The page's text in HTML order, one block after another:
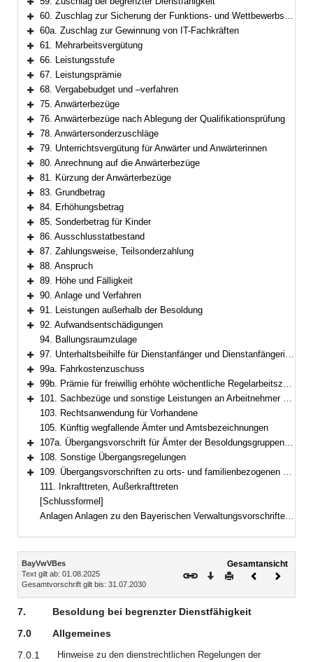
Bereich erweitern
Bereich erweitern
60. Zuschlag zur Sicherung der Funktions- und Wettbewerbsfähigkeit
Bereich erweitern
60a. Zuschlag zur Gewinnung von IT-Fachkräften
Bereich erweitern
61. Mehrarbeitsvergütung
Bereich erweitern
66. Leistungsstufe
Bereich erweitern
67. Leistungsprämie
Bereich erweitern
68. Vergabebudget und –verfahren
Bereich erweitern
75. Anwärterbezüge
Bereich erweitern
76. Anwärterbezüge nach Ablegung der Qualifikationsprüfung
Bereich erweitern
78. Anwärtersonderzuschläge
Bereich erweitern
79. Unterrichtsvergütung für Anwärter und Anwärterinnen
Bereich erweitern
80. Anrechnung auf die Anwärterbezüge
Bereich erweitern
81. Kürzung der Anwärterbezüge
Bereich erweitern
83. Grundbetrag
Bereich erweitern
84. Erhöhungsbetrag
Bereich erweitern
85. Sonderbetrag für Kinder
Bereich erweitern
86. Ausschlusstatbestand
Bereich erweitern
87. Zahlungsweise, Teilsonderzahlung
Bereich erweitern
88. Anspruch
Bereich erweitern
89. Höhe und Fälligkeit
Bereich erweitern
90. Anlage und Verfahren
Bereich erweitern
91. Leistungen außerhalb der Besoldung
Bereich erweitern
92. Aufwandsentschädigungen
94. Ballungsraumzulage
Bereich erweitern
97. Unterhaltsbeihilfe für Dienstanfänger und Dienstanfängerinnen
Bereich erweitern
99a. Fahrkostenzuschuss
Bereich erweitern
99b. Prämie für freiwillig erhöhte wöchentliche Regelarbeitszeit im Feuerwehrdienst
Bereich erweitern
101. Sachbezüge und sonstige Leistungen an Arbeitnehmer und Arbeitnehmerinnen
103. Rechtsanwendung für Vorhandene
105. Künftig wegfallende Ämter und Amtsbezeichnungen
Bereich erweitern
107a. Übergangsvorschrift für Ämter der Besoldungsgruppen W 2 und W 3
Bereich erweitern
108. Sonstige Übergangsregelungen
Bereich erweitern
109. Übergangsvorschriften zu orts- und familienbezogenen Besoldungsbestandteilen
111. Inkrafttreten, Außerkrafttreten
[Schlussformel]
Anlagen Anlagen zu den Bayerischen Verwaltungsvorschriften zum Besoldungsrecht und Nebengebieten (BayVwVBes)Anlagenverzeichnis
Inhalt
BayVwVBes
Text gilt ab: 01.08.2025
Gesamtvorschrift gilt bis: 31.07.2030
Gesamtansicht
Download
DruckenVorheriges
7.
Besoldung bei begrenzter Dienstfähigkeit
7.0
Allgemeines
7.0.1
Hinweise zu den dienstrechtlichen Regelungen der